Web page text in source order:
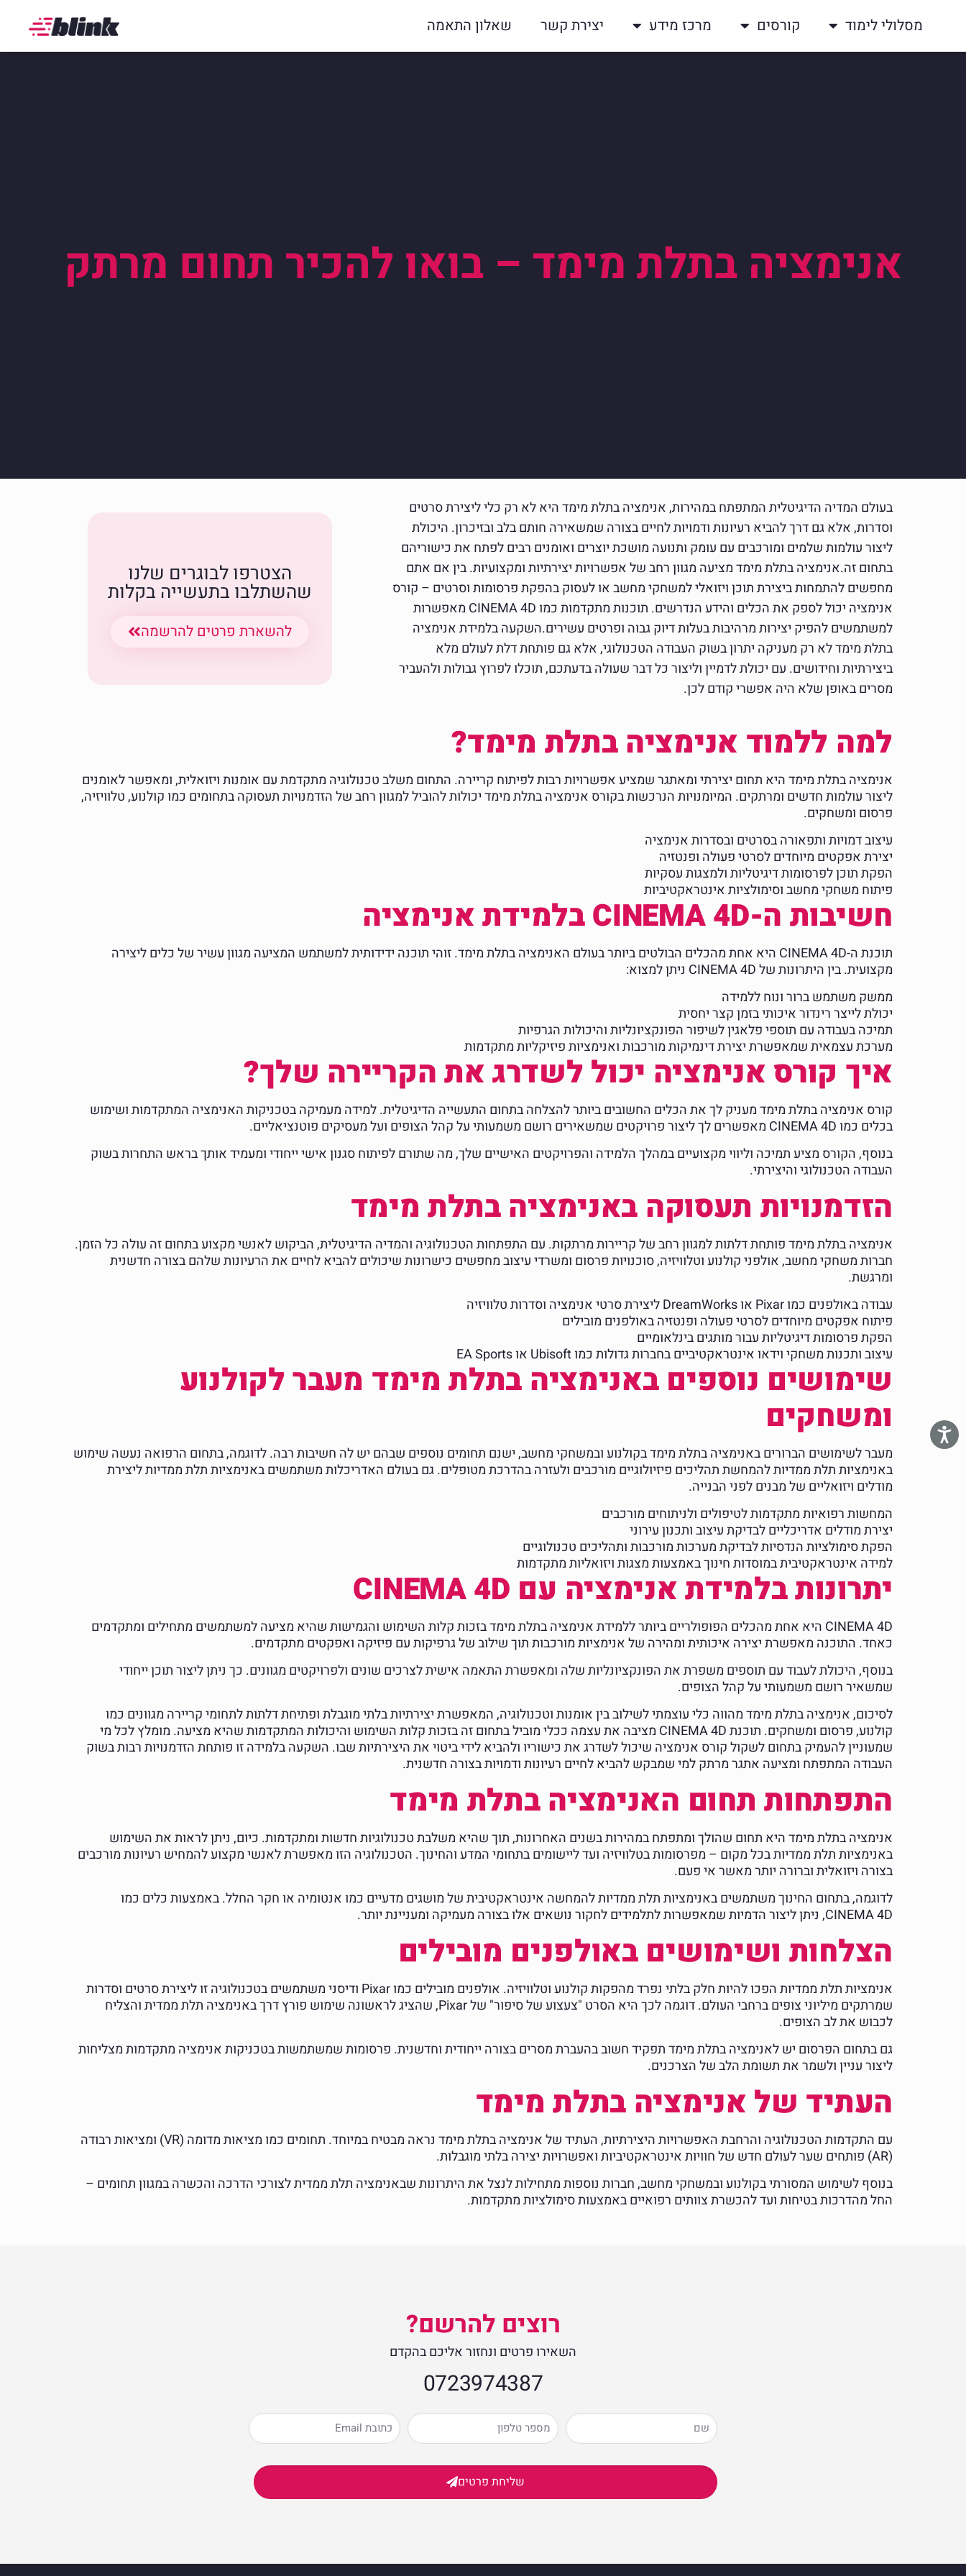
מסלולי לימוד קורסים מרכז מידע יצירת קשר שאלון התאמה
אנימציה בתלת מימד – בואו להכיר תחום מרתק
בעולם המדיה הדיגיטלית המתפתח במהירות, אנימציה בתלת מימד היא לא רק כלי ליצירת סרטים
וסדרות, אלא גם דרך להביא רעיונות ודמויות לחיים בצורה שמשאירה חותם בלב ובזיכרון. היכולת
ליצור עולמות שלמים ומורכבים עם עומק ותנועה מושכת יוצרים ואומנים רבים לפתח את כישוריהם
בתחום זה.אנימציה בתלת מימד מציעה מגוון רחב של אפשרויות יצירתיות ומקצועיות. בין אם אתם
מחפשים להתמחות ביצירת תוכן ויזואלי למשחקי מחשב או לעסוק בהפקת פרסומות וסרטים – קורס
אנימציה יכול לספק את הכלים והידע הנדרשים. תוכנות מתקדמות כמו CINEMA 4D מאפשרות
למשתמשים להפיק יצירות מרהיבות בעלות דיוק גבוה ופרטים עשירים.השקעה בלמידת אנימציה
בתלת מימד לא רק מעניקה יתרון בשוק העבודה הטכנולוגי, אלא גם פותחת דלת לעולם מלא
ביצירתיות וחידושים. עם יכולת לדמיין וליצור כל דבר שעולה בדעתכם, תוכלו לפרוץ גבולות ולהעביר
מסרים באופן שלא היה אפשרי קודם לכן.
הצטרפו לבוגרים שלנו
שהשתלבו בתעשייה בקלות
להשארת פרטים להרשמה
למה ללמוד אנימציה בתלת מימד?
אנימציה בתלת מימד היא תחום יצירתי ומאתגר שמציע אפשרויות רבות לפיתוח קריירה. התחום משלב טכנולוגיה מתקדמת עם אומנות ויזואלית, ומאפשר לאומנים
ליצור עולמות חדשים ומרתקים. המיומנויות הנרכשות בקורס אנימציה בתלת מימד יכולות להוביל למגוון רחב של הזדמנויות תעסוקה בתחומים כמו קולנוע, טלוויזיה,
פרסום ומשחקים.
עיצוב דמויות ותפאורה בסרטים ובסדרות אנימציה
יצירת אפקטים מיוחדים לסרטי פעולה ופנטזיה
הפקת תוכן לפרסומות דיגיטליות ולמצגות עסקיות
פיתוח משחקי מחשב וסימולציות אינטראקטיביות
חשיבות ה-CINEMA 4D בלמידת אנימציה
תוכנת ה-CINEMA 4D היא אחת מהכלים הבולטים ביותר בעולם האנימציה בתלת מימד. זוהי תוכנה ידידותית למשתמש המציעה מגוון עשיר של כלים ליצירה
מקצועית. בין היתרונות של CINEMA 4D ניתן למצוא:
ממשק משתמש ברור ונוח ללמידה
יכולת לייצר רינדור איכותי בזמן קצר יחסית
תמיכה בעבודה עם תוספי פלאגין לשיפור הפונקציונליות והיכולות הגרפיות
מערכת עצמאית שמאפשרת יצירת דינמיקות מורכבות ואנימציות פיזיקליות מתקדמות
איך קורס אנימציה יכול לשדרג את הקריירה שלך?
קורס אנימציה בתלת מימד מעניק לך את הכלים החשובים ביותר להצלחה בתחום התעשייה הדיגיטלית. למידה מעמיקה בטכניקות האנימציה המתקדמות ושימוש
בכלים כמו CINEMA 4D מאפשרים לך ליצור פרויקטים שמשאירים רושם משמעותי על קהל הצופים ועל מעסיקים פוטנציאליים.
בנוסף, הקורס מציע תמיכה וליווי מקצועיים במהלך הלמידה והפרויקטים האישיים שלך, מה שתורם לפיתוח סגנון אישי ייחודי ומעמיד אותך בראש התחרות בשוק
העבודה הטכנולוגי והיצירתי.
הזדמנויות תעסוקה באנימציה בתלת מימד
אנימציה בתלת מימד פותחת דלתות למגוון רחב של קריירות מרתקות. עם התפתחות הטכנולוגיה והמדיה הדיגיטלית, הביקוש לאנשי מקצוע בתחום זה עולה כל הזמן.
חברות משחקי מחשב, אולפני קולנוע וטלוויזיה, סוכנויות פרסום ומשרדי עיצוב מחפשים כישרונות שיכולים להביא לחיים את הרעיונות שלהם בצורה חדשנית
ומרגשת.
עבודה באולפנים כמו Pixar או DreamWorks ליצירת סרטי אנימציה וסדרות טלוויזיה
פיתוח אפקטים מיוחדים לסרטי פעולה ופנטזיה באולפנים מובילים
הפקת פרסומות דיגיטליות עבור מותגים בינלאומיים
עיצוב ותכנות משחקי וידאו אינטראקטיביים בחברות גדולות כמו Ubisoft או EA Sports
שימושים נוספים באנימציה בתלת מימד מעבר לקולנוע
ומשחקים
מעבר לשימושים הברורים באנימציה בתלת מימד בקולנוע ובמשחקי מחשב, ישנם תחומים נוספים שבהם יש לה חשיבות רבה. לדוגמה, בתחום הרפואה נעשה שימוש
באנימציות תלת ממדיות להמחשת תהליכים פיזיולוגיים מורכבים ולעזרה בהדרכת מטופלים. גם בעולם האדריכלות משתמשים באנימציות תלת ממדיות ליצירת
מודלים ויזואליים של מבנים לפני הבנייה.
המחשות רפואיות מתקדמות לטיפולים ולניתוחים מורכבים
יצירת מודלים אדריכליים לבדיקת עיצוב ותכנון עירוני
הפקת סימולציות הנדסיות לבדיקת מערכות מורכבות ותהליכים טכנולוגיים
למידה אינטראקטיבית במוסדות חינוך באמצעות מצגות ויזואליות מתקדמות
יתרונות בלמידת אנימציה עם CINEMA 4D
CINEMA 4D היא אחת מהכלים הפופולריים ביותר ללמידת אנימציה בתלת מימד בזכות קלות השימוש והגמישות שהיא מציעה למשתמשים מתחילים ומתקדמים
כאחד. התוכנה מאפשרת יצירה איכותית ומהירה של אנימציות מורכבות תוך שילוב של גרפיקות עם פיזיקה ואפקטים מתקדמים.
בנוסף, היכולת לעבוד עם תוספים משפרת את הפונקציונליות שלה ומאפשרת התאמה אישית לצרכים שונים ולפרויקטים מגוונים. כך ניתן ליצור תוכן ייחודי
שמשאיר רושם משמעותי על קהל הצופים.
לסיכום, אנימציה בתלת מימד מהווה כלי עוצמתי לשילוב בין אומנות וטכנולוגיה, המאפשרת יצירתיות בלתי מוגבלת ופתיחת דלתות לתחומי קריירה מגוונים כמו
קולנוע, פרסום ומשחקים. תוכנת CINEMA 4D מציבה את עצמה ככלי מוביל בתחום זה בזכות קלות השימוש והיכולות המתקדמות שהיא מציעה. מומלץ לכל מי
שמעוניין להעמיק בתחום לשקול קורס אנימציה שיכול לשדרג את כישוריו ולהביא לידי ביטוי את היצירתיות שבו. השקעה בלמידה זו פותחת הזדמנויות רבות בשוק
העבודה המתפתח ומציעה אתגר מרתק למי שמבקש להביא לחיים רעיונות ודמויות בצורה חדשנית.
התפתחות תחום האנימציה בתלת מימד
אנימציה בתלת מימד היא תחום שהולך ומתפתח במהירות בשנים האחרונות, תוך שהיא משלבת טכנולוגיות חדשות ומתקדמות. כיום, ניתן לראות את השימוש
באנימציות תלת ממדיות בכל מקום – מפרסומות בטלוויזיה ועד ליישומים בתחומי המדע והחינוך. הטכנולוגיה הזו מאפשרת לאנשי מקצוע להמחיש רעיונות מורכבים
בצורה ויזואלית וברורה יותר מאשר אי פעם.
לדוגמה, בתחום החינוך משתמשים באנימציות תלת ממדיות להמחשה אינטראקטיבית של מושגים מדעיים כמו אנטומיה או חקר החלל. באמצעות כלים כמו
CINEMA 4D, ניתן ליצור הדמיות שמאפשרות לתלמידים לחקור נושאים אלו בצורה מעמיקה ומעניינת יותר.
הצלחות ושימושים באולפנים מובילים
אנימציות תלת ממדיות הפכו להיות חלק בלתי נפרד מהפקות קולנוע וטלוויזיה. אולפנים מובילים כמו Pixar ודיסני משתמשים בטכנולוגיה זו ליצירת סרטים וסדרות
שמרתקים מיליוני צופים ברחבי העולם. דוגמה לכך היא הסרט "צעצוע של סיפור" של Pixar, שהציג לראשונה שימוש פורץ דרך באנימציה תלת ממדית והצליח
לכבוש את לב הצופים.
גם בתחום הפרסום יש לאנימציה בתלת מימד תפקיד חשוב בהעברת מסרים בצורה ייחודית וחדשנית. פרסומות שמשתמשות בטכניקות אנימציה מתקדמות מצליחות
ליצור עניין ולשמר את תשומת הלב של הצרכנים.
העתיד של אנימציה בתלת מימד
עם התקדמות הטכנולוגיה והרחבת האפשרויות היצירתיות, העתיד של אנימציה בתלת מימד נראה מבטיח במיוחד. תחומים כמו מציאות מדומה (VR) ומציאות רבודה
(AR) פותחים שער לעולם חדש של חוויות אינטראקטיביות ואפשרויות יצירה בלתי מוגבלות.
בנוסף לשימוש המסורתי בקולנוע ובמשחקי מחשב, חברות נוספות מתחילות לנצל את היתרונות שבאנימציה תלת ממדית לצורכי הדרכה והכשרה במגוון תחומים –
החל מהדרכות בטיחות ועד להכשרת צוותים רפואיים באמצעות סימולציות מתקדמות.
רוצים להרשם?
השאירו פרטים ונחזור אליכם בהקדם
0723974387​
שליחת פרטים